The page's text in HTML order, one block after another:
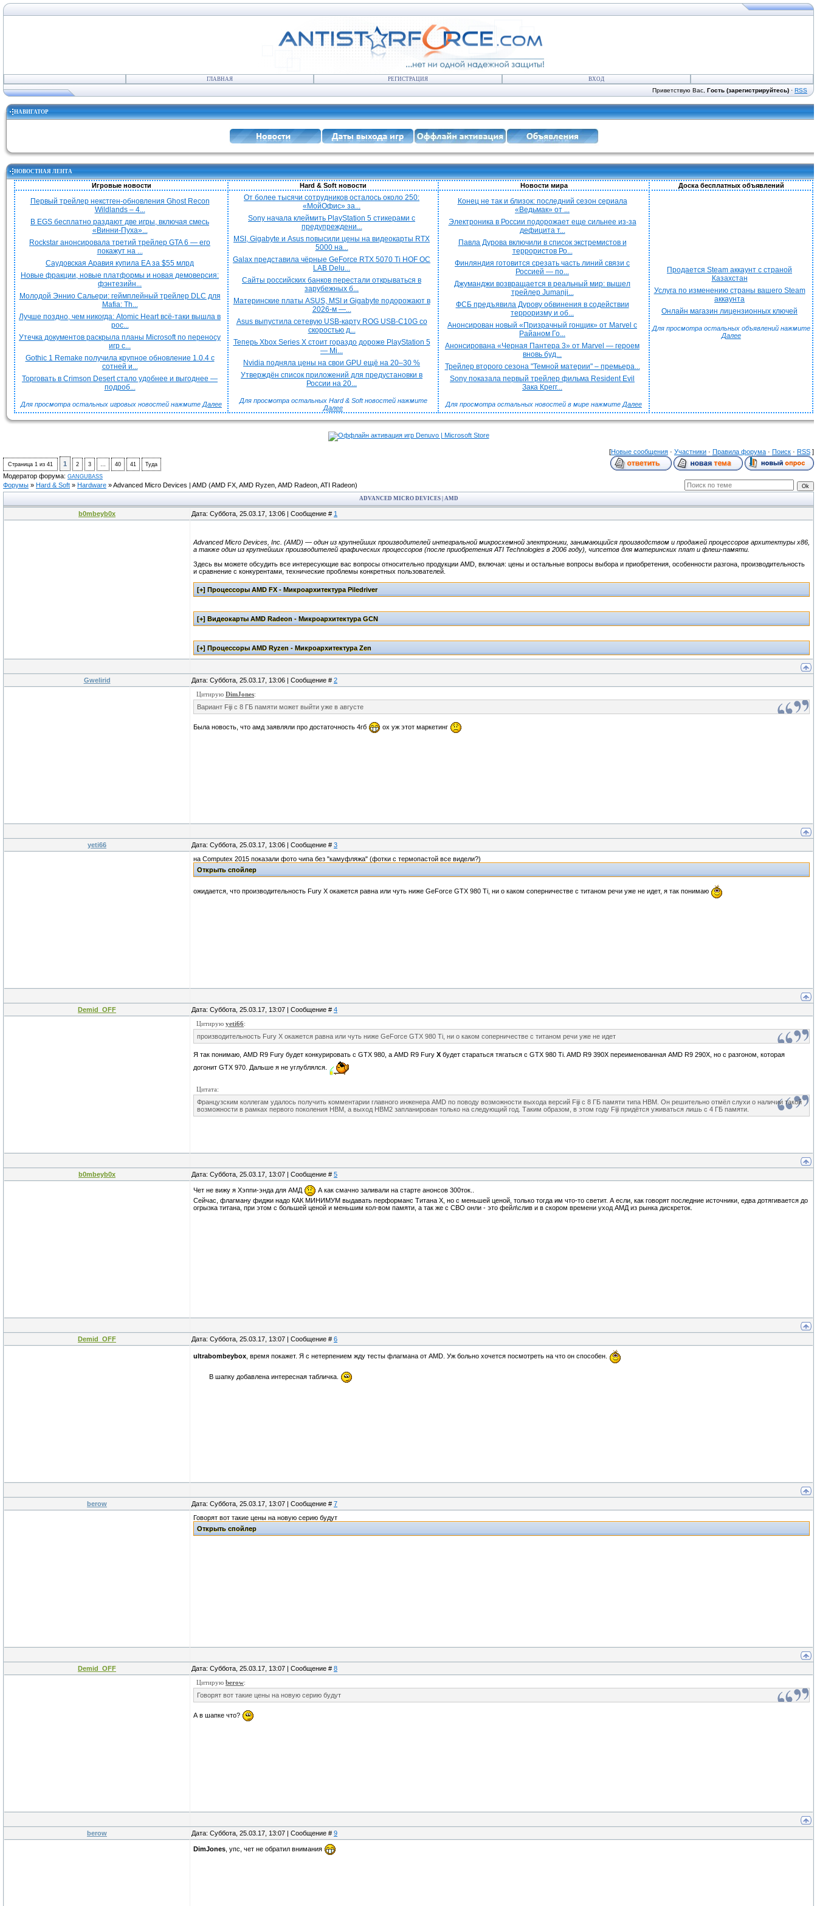
ГЛАВНАЯ РЕГИСТРАЦИЯ ВХОД
Приветствую Вас, Гость (зарегистрируйтесь) · RSS
НАВИГАТОР
НОВОСТНАЯ ЛЕНТА
Игровые новости Hard & Soft новости Новости мира Доска бесплатных объявлений
Первый трейлер некстген-обновления Ghost Recon
Wildlands – 4...
В EGS бесплатно раздают две игры, включая смесь
«Винни-Пуха»...
Rockstar анонсировала третий трейлер GTA 6 — его
покажут на ...
Саудовская Аравия купила EA за $55 млрд
Новые фракции, новые платформы и новая демоверсия:
фэнтезийн...
Молодой Эннио Сальери: геймплейный трейлер DLC для
Mafia: Th...
Лучше поздно, чем никогда: Atomic Heart всё-таки вышла в
рос...
Утечка документов раскрыла планы Microsoft по переносу
игр с...
Gothic 1 Remake получила крупное обновление 1.0.4 с
сотней и...
Торговать в Crimson Desert стало удобнее и выгоднее —
подроб...
Для просмотра остальных игровых новостей нажмите Далее
От более тысячи сотрудников осталось около 250:
«МойОфис» за...
Sony начала клеймить PlayStation 5 стикерами с
предупреждени...
MSI, Gigabyte и Asus повысили цены на видеокарты RTX
5000 на...
Galax представила чёрные GeForce RTX 5070 Ti HOF OC
LAB Delu...
Сайты российских банков перестали открываться в
зарубежных б...
Материнские платы ASUS, MSI и Gigabyte подорожают в
2026-м —...
Asus выпустила сетевую USB-карту ROG USB-C10G со
скоростью д...
Теперь Xbox Series X стоит гораздо дороже PlayStation 5
— Mi...
Nvidia подняла цены на свои GPU ещё на 20–30 %
Утверждён список приложений для предустановки в
России на 20...
Для просмотра остальных Hard & Soft новостей нажмите
Далее
Конец не так и близок: последний сезон сериала
«Ведьмак» от ...
Электроника в России подорожает еще сильнее из-за
дефицита т...
Павла Дурова включили в список экстремистов и
террористов Ро...
Финляндия готовится срезать часть линий связи с
Россией — по...
Джуманджи возвращается в реальный мир: вышел
трейлер Jumanji...
ФСБ предъявила Дурову обвинения в содействии
терроризму и об...
Анонсирован новый «Призрачный гонщик» от Marvel с
Райаном Го...
Анонсирована «Черная Пантера 3» от Marvel — героем
вновь буд...
Трейлер второго сезона "Темной материи" – премьера...
Sony показала первый трейлер фильма Resident Evil
Зака Крегг...
Для просмотра остальных новостей в мире нажмите Далее
Продается Steam аккаунт с страной
Казахстан
Услуга по изменению страны вашего Steam
аккаунта
Онлайн магазин лицензионных ключей
Для просмотра остальных объявлений нажмите
Далее
[Новые сообщения · Участники · Правила форума · Поиск · RSS ]
Страница 1 из 41 1 2 3 … 40 41 Туда
Модератор форума: GANGUBASS
Форумы » Hard & Soft » Hardware »Advanced Micro Devices | AMD (AMD FX, AMD Ryzen, AMD Radeon, ATI Radeon)
ADVANCED MICRO DEVICES | AMD
b0mbeyb0x Дата: Суббота, 25.03.17, 13:06 | Сообщение # 1
Advanced Micro Devices, Inc. (AMD) — один из крупнейших производителей интегральной микросхемной электроники, занимающийся производством и продажей процессоров архитектуры x86,
а также один из крупнейших производителей графических процессоров (после приобретения ATI Technologies в 2006 году), чипсетов для материнских плат и флеш-памяти.
Здесь вы можете обсудить все интересующие вас вопросы относительно продукции AMD, включая: цены и остальные вопросы выбора и приобретения, особенности разгона, производительность
и сравнение с конкурентами, технические проблемы конкретных пользователей.
Gwelirid Дата: Суббота, 25.03.17, 13:06 | Сообщение # 2
Цитирую DimJones:
Вариант Fiji с 8 ГБ памяти может выйти уже в августе
Была новость, что амд заявляли про достаточность 4гб ох уж этот маркетинг
yeti66 Дата: Суббота, 25.03.17, 13:06 | Сообщение # 3
на Computex 2015 показали фото чипа без "камуфляжа" (фотки с термопастой все видели?)
ожидается, что производительность Fury X окажется равна или чуть ниже GeForce GTX 980 Ti, ни о каком соперничестве с титаном речи уже не идет, я так понимаю
Demid_OFF Дата: Суббота, 25.03.17, 13:07 | Сообщение # 4
Цитирую yeti66:
производительность Fury X окажется равна или чуть ниже GeForce GTX 980 Ti, ни о каком соперничестве с титаном речи уже не идет
Я так понимаю, AMD R9 Fury будет конкурировать с GTX 980, а AMD R9 Fury X будет стараться тягаться с GTX 980 Ti. AMD R9 390X переименованная AMD R9 290X, но с разгоном, которая
догонит GTX 970. Дальше я не углублялся.
Цитата:
Французским коллегам удалось получить комментарии главного инженера AMD по поводу возможности выхода версий Fiji с 8 ГБ памяти типа HBM. Он решительно отмёл слухи о наличии такой
возможности в рамках первого поколения HBM, а выход HBM2 запланирован только на следующий год. Таким образом, в этом году Fiji придётся уживаться лишь с 4 ГБ памяти.
b0mbeyb0x Дата: Суббота, 25.03.17, 13:07 | Сообщение # 5
Чет не вижу я Хэппи-энда для АМД
А как смачно заливали на старте анонсов 300ток..
Сейчас, флагману фиджи надо КАК МИНИМУМ выдавать перформанс Титана Х, но с меньшей ценой, только тогда им что-то светит. А если, как говорят последние источники, едва дотягивается до
огрызка титана, при этом с большей ценой и меньшим кол-вом памяти, а так же с СВО онли - это фейл\слив и в скором времени уход АМД из рынка дискреток.
Demid_OFF Дата: Суббота, 25.03.17, 13:07 | Сообщение # 6
ultrabombeybox , время покажет. Я с нетерпением жду тесты флагмана от AMD. Уж больно хочется посмотреть на что он способен.
В шапку добавлена интересная табличка.
berow Дата: Суббота, 25.03.17, 13:07 | Сообщение # 7
Говорят вот такие цены на новую серию будут
Demid_OFF Дата: Суббота, 25.03.17, 13:07 | Сообщение # 8
Цитирую berow:
Говорят вот такие цены на новую серию будут
А в шапке что?
berow Дата: Суббота, 25.03.17, 13:07 | Сообщение # 9
DimJones , упс, чет не обратил внимания